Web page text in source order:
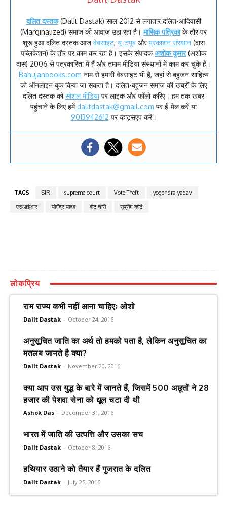
दलित दस्तक (Dalit Dastak) साल 2012 से लगातार दलित-आदिवासी
(Marginalized) समाज की आवाज उठा रहा है।मासिक पत्रिकाके तौर पर
शुरू हुआ दलित दस्तक आज वेबसाइट, यू-ट्यूबऔरप्रकाशन संस्थान(दास
पब्लिकेशन) के तौर पर काम कर रहा है। इसके संपादक अशोक कुमार (अशोक
दास) 2006 से पत्रकारिता में हैं और तमाम मीडिया संस्थानों में काम कर चुके हैं।
Bahujanbooks.com नाम से हमारी वेबसाइट भी है, जहां से बहुजन साहित्य
को ऑनलाइन बुक किया जा सकता है। दलित-बहुजन समाज की खबरों के लिए
दलित दस्तक कोसोशल मीडियापर लाइक और फॉलो करिए। हम तक खबर
पहुंचाने के लिए हमेंdalitdastak@gmail.com पर ई-मेल करें या
9013942612 पर व्हाट्सएप करें।
TAGS SIR supreme court Vote Theft
yogendra yadav
एसआईआर
योगेंद्र यादव वोट चोरी सुप्रीम कोर्ट
लोकप्रिय
राम राज्य कभी नहीं आना चाहिएः ओशो
Dalit Dastak - October 24, 2016
अनुसूचित जाति का अर्थ तो हमको पता है, लेकिन अनुसूचित का
मतलब जानते है क्या?
Dalit Dastak - November 20, 2016
क्या आप उस युद्ध के बारे में जानते हैं, जिसमें 500 अछूतों ने 28
हजार की पेशवा सेना को धूल चटा दी थी
Ashok Das - December 31, 2016
भारत में जाति की उत्पत्ति और उसका सच
Dalit Dastak - October 8, 2016
हथियार उठाने को तैयार हैं गुजरात के दलित
Dalit Dastak - July 25, 2016